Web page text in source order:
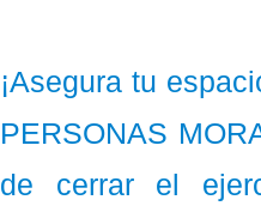
¡Asegura tu
PERSONAS
de cerrar el